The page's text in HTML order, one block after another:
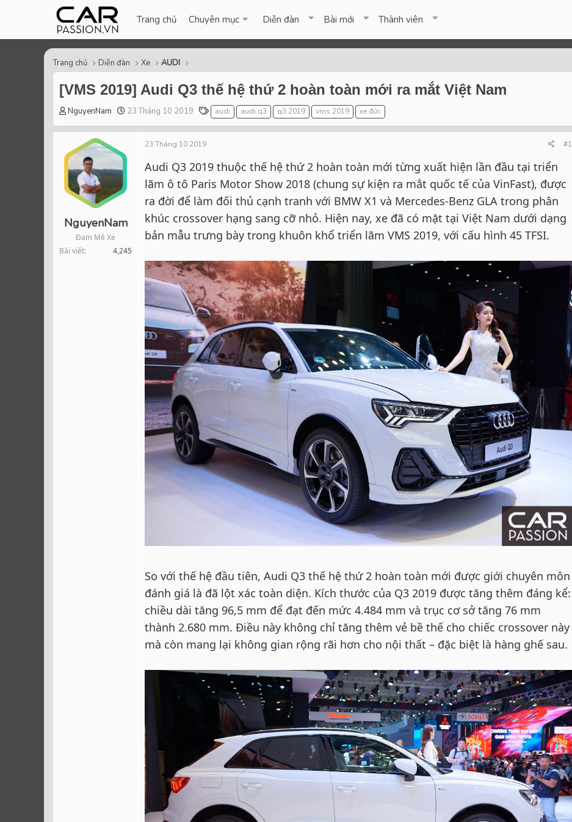
Trang chủ Chuyên mục Diễn đàn Bài mới Thành viên
Trang chủ Diễn đàn Xe AUDI
[VMS 2019] Audi Q3 thế hệ thứ 2 hoàn toàn mới ra mắt Việt Nam
T
r
a
d
s
t
r
r
NguyenNam
S
a
t
23 Tháng 10 2019
T
a
g
audi audi q3 q3 2019 vms 2019 xe đức
NguyenNam
Đam Mê Xe
Bài viết
4,245
23 Tháng 10 2019 #1
Audi Q3 2019 thuộc thế hệ thứ 2 hoàn toàn mới từng xuất hiện lần đầu tại triển
lãm ô tô Paris Motor Show 2018 (chung sự kiện ra mắt quốc tế của VinFast), được
ra đời để làm đối thủ cạnh tranh với BMW X1 và Mercedes-Benz GLA trong phân
khúc crossover hạng sang cỡ nhỏ. Hiện nay, xe đã có mặt tại Việt Nam dưới dạng
bản mẫu trưng bày trong khuôn khổ triển lãm VMS 2019, với cấu hình 45 TFSI.
So với thế hệ đầu tiên, Audi Q3 thế hệ thứ 2 hoàn toàn mới được giới chuyên môn
đánh giá là đã lột xác toàn diện. Kích thước của Q3 2019 được tăng thêm đáng kể:
chiều dài tăng 96,5 mm để đạt đến mức 4.484 mm và trục cơ sở tăng 76 mm
thành 2.680 mm. Điều này không chỉ tăng thêm vẻ bề thế cho chiếc crossover này
mà còn mang lại không gian rộng rãi hơn cho nội thất – đặc biệt là hàng ghế sau.